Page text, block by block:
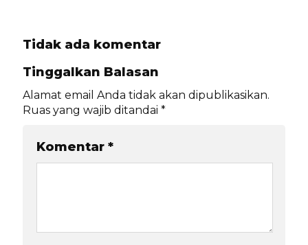
Tidak ada komentar
Tinggalkan Balasan
Alamat email Anda tidak akan dipublikasikan.
Ruas yang wajib ditandai *
Komentar *